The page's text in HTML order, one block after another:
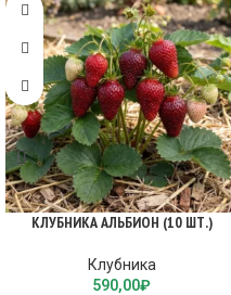
КЛУБНИКА АЛЬБИОН (10 ШТ.)
Клубника
590,00₽